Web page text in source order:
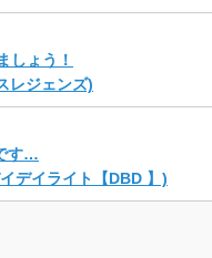
しょう！
レジェンズ)
す…
デイライト【DBD 】)